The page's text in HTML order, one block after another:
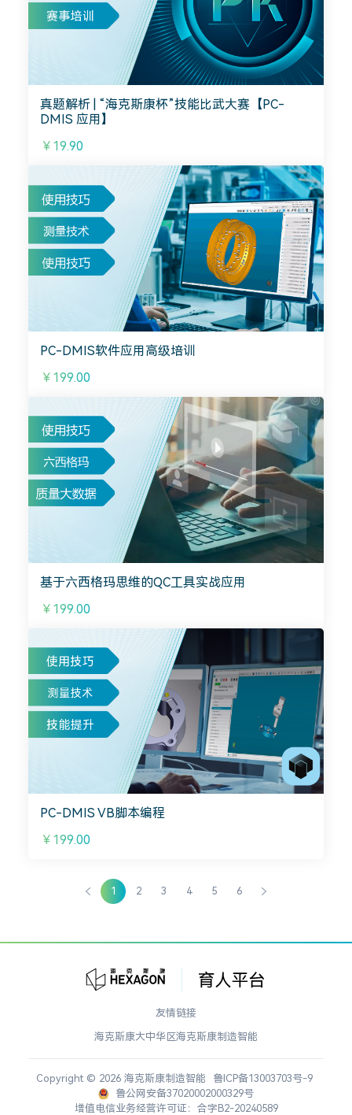
真题解析 | “海克斯康杯”技能比武大赛【PC-
DMIS 应用】
￥19.90
PC-DMIS软件应用高级培训
￥199.00
基于六西格玛思维的QC工具实战应用
￥199.00
PC-DMIS VB脚本编程
￥199.00
1 2 3 4 5 6
友情链接
海克斯康大中华区海克斯康制造智能
Copyright © 2026 海克斯康制造智能
鲁ICP备13003703号-9
鲁公网安备37020002000329号
增值电信业务经营许可证：合字B2-20240589